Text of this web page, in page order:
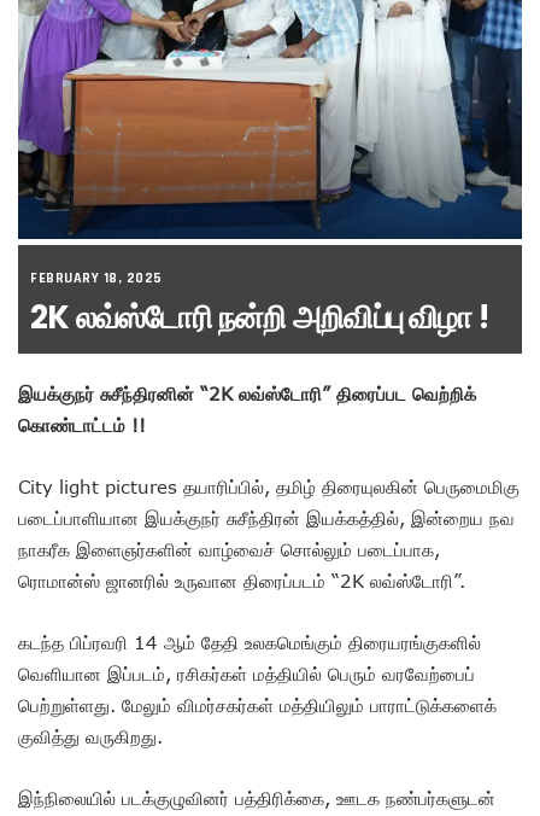
FEBRUARY 18, 2025
2K லவ்ஸ்டோரி நன்றி அறிவிப்பு விழா !
இயக்குநர் சுசீந்திரனின் “2K லவ்ஸ்டோரி” திரைப்பட வெற்றிக்
கொண்டாட்டம் !!
City light pictures தயாரிப்பில், தமிழ் திரையுலகின் பெருமைமிகு
படைப்பாளியான இயக்குநர் சுசீந்திரன் இயக்கத்தில், இன்றைய நவ
நாகரீக இளைஞர்களின் வாழ்வைச் சொல்லும் படைப்பாக,
ரொமான்ஸ் ஜானரில் உருவான திரைப்படம் “2K லவ்ஸ்டோரி”.
கடந்த பிப்ரவரி 14 ஆம் தேதி உலகமெங்கும் திரையரங்குகளில்
வெளியான இப்படம், ரசிகர்கள் மத்தியில் பெரும் வரவேற்பைப்
பெற்றுள்ளது. மேலும் விமர்சகர்கள் மத்தியிலும் பாராட்டுக்களைக்
குவித்து வருகிறது.
இந்நிலையில் படக்குழுவினர் பத்திரிக்கை, ஊடக நண்பர்களுடன்